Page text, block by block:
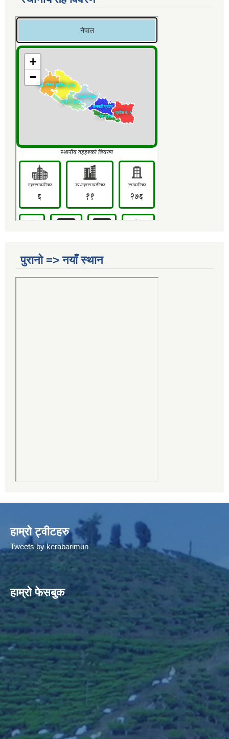
पुरानो => नयाँ स्थान
हाम्रो ट्वीटहरु
Tweets by kerabarimun
हाम्रो फेसबुक